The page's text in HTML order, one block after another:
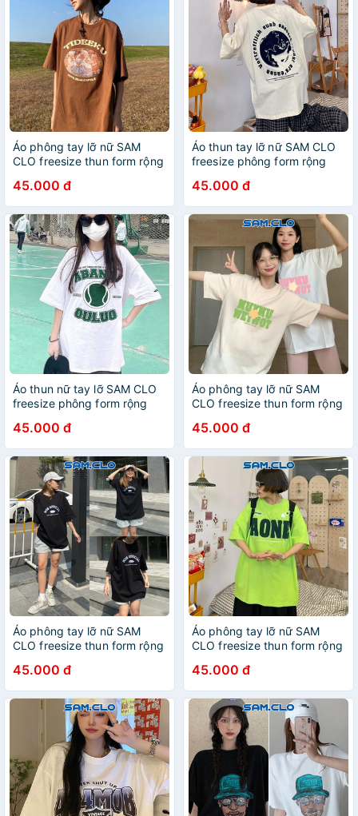
Áo phông tay lỡ nữ SAM
CLO freesize thun form rộng
nhóm, lớp in TIDEEKUN
BEAR FAMILY
45.000 đ
Áo thun tay lỡ nữ SAM CLO
freesize phông form rộng
nhóm, lớp in HÀNH TINH
chữ N
45.000 đ
Áo thun nữ tay lỡ SAM CLO
freesize phông form rộng
couple in QUẢ BÓNG
TENNIS ABAND
45.000 đ
Áo phông tay lỡ nữ SAM
CLO freesize thun form rộng
nhóm, lớp in chữ MUXMU
WEYWOT
45.000 đ
Áo phông tay lỡ nữ SAM
CLO freesize thun form rộng
nhóm, lớp thêu LOGO EST
2015
45.000 đ
Áo phông tay lỡ nữ SAM
CLO freesize thun form rộng
nhóm, lớp in chữ ALONE
45.000 đ